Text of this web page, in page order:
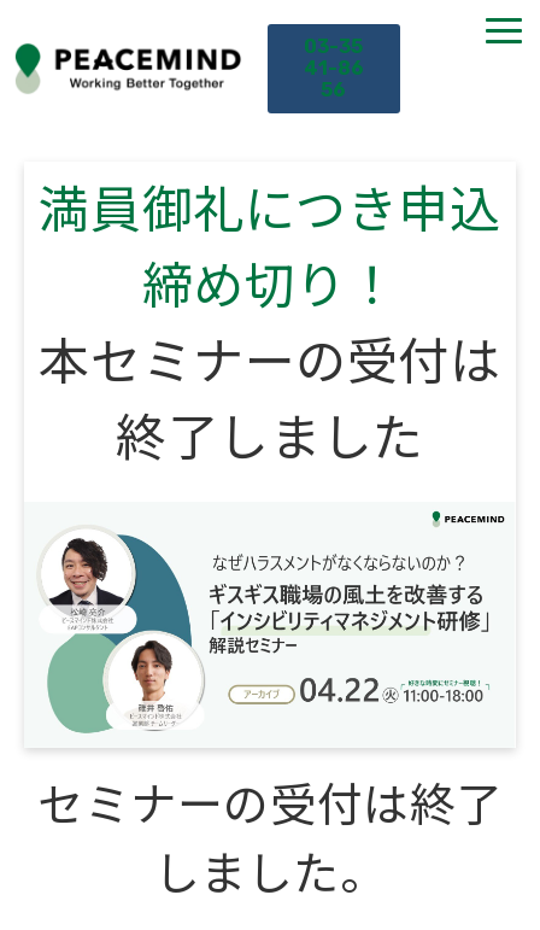
03-35
41-86
56
セミナー
会社概要
満員御礼につき申込
締め切り！
本セミナーの受付は
終了しました
セミナーの受付は終了
しました。